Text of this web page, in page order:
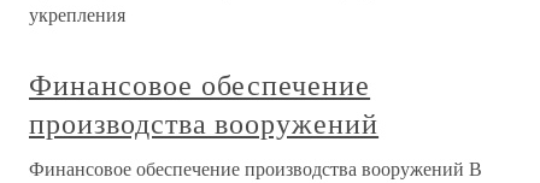
укрепления
Финансовое обеспечение
производства вооружений
Финансовое обеспечение производства вооружений В